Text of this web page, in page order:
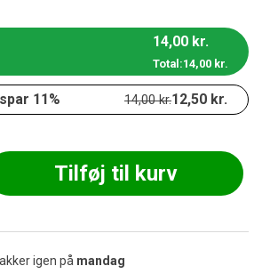
14,00 kr.
Total:14,00 kr.
11% 14,00kr.12,50 kr.
Tilføj til kurv
igen på mandag